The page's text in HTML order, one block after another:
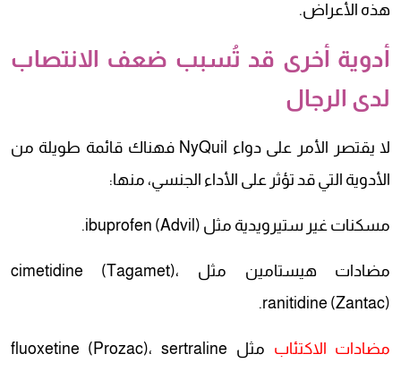
هذه الأعراض.
أدوية أخرى قد تُسبب ضعف الانتصاب
لدى الرجال
لا يقتصر الأمر على دواء NyQuil فهناك قائمة طويلة من
الأدوية التي قد تؤثر على الأداء الجنسي، منها:
مسكنات غير ستيرويدية مثل ibuprofen (Advil).
مضادات هيستامين مثل cimetidine (Tagamet)،
ranitidine (Zantac).
مضادات الاكتئاب
مثل fluoxetine (Prozac)، sertraline